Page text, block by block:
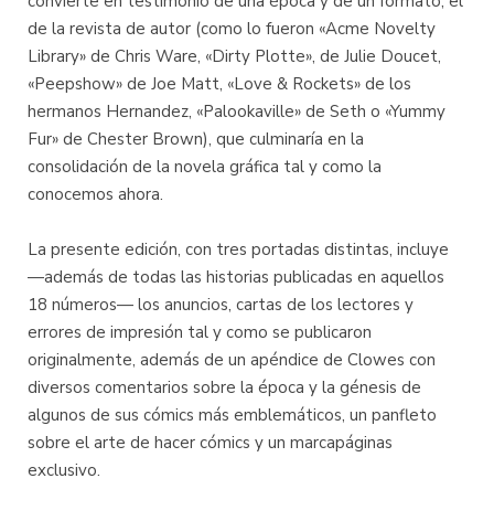
de la revista de autor (como lo fueron «Acme Novelty
Library» de Chris Ware, «Dirty Plotte», de Julie Doucet,
«Peepshow» de Joe Matt, «Love & Rockets» de los
hermanos Hernandez, «Palookaville» de Seth o «Yummy
Fur» de Chester Brown), que culminaría en la
consolidación de la novela gráfica tal y como la
conocemos ahora.
La presente edición, con tres portadas distintas, incluye
—además de todas las historias publicadas en aquellos
18 números— los anuncios, cartas de los lectores y
errores de impresión tal y como se publicaron
originalmente, además de un apéndice de Clowes con
diversos comentarios sobre la época y la génesis de
algunos de sus cómics más emblemáticos, un panfleto
sobre el arte de hacer cómics y un marcapáginas
exclusivo.